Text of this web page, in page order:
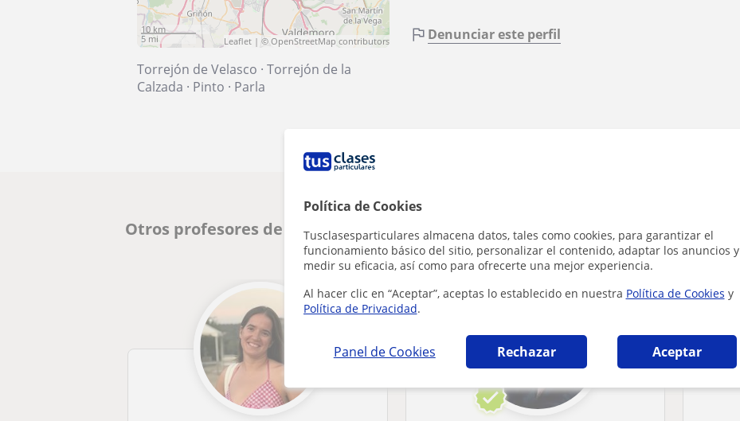
Política de Cookies
Tusclasesparticulares almacena datos, tales como cookies, para garantizar el
funcionamiento básico del sitio, personalizar el contenido, adaptar los anuncios y
medir su eficacia, así como para ofrecerte una mejor experiencia.
Al hacer clic en “Aceptar”, aceptas lo establecido en nuestra Política de Cookies y
Política de Privacidad.
Panel de Cookies Rechazar Aceptar
10 km
5 mi
Leaflet | ©OpenStreetMap contributors
Torrejón de Velasco · Torrejón de la
Calzada · Pinto · Parla
Denunciar este perfil
Otros profesores de Inglés en Las Rozas de Madrid que pueden interesarte